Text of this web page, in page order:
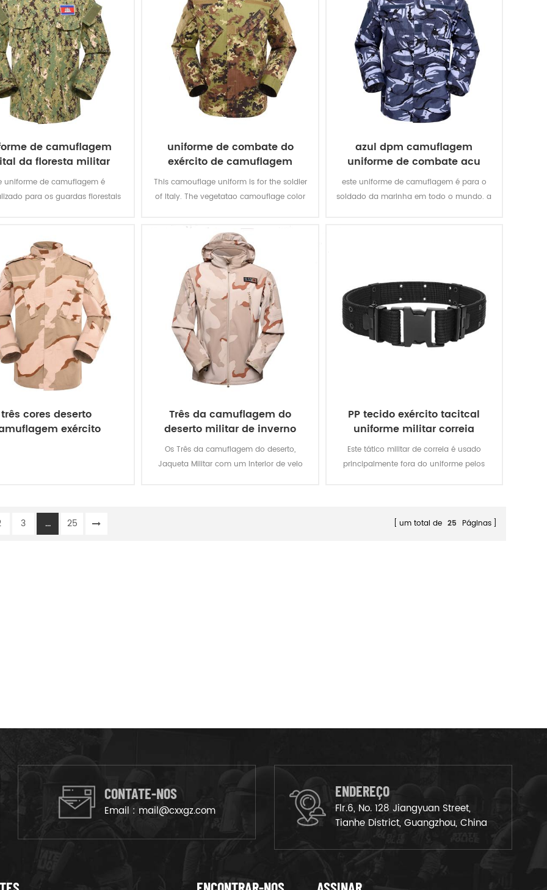
oferecem nível II ou nível II.
de camuflagem
da floresta militar
uniforme de camuflagem é
para os guardas florestais
uniforme de combate do
exército de camuflagem
italiana vegetato
This camouflage uniform is for the soldier
of Italy. The vegetatao camouflage color
environment.
azul dpm camuflagem
uniforme de combate acu
este uniforme de camuflagem é para o
soldado da marinha em todo o mundo. a
três cores deserto
exército
Três da camuflagem do
deserto militar de inverno
casaco de lã
Os Três da camuflagem do deserto,
Jaqueta Militar com um Interior de velo
PP tecido exército tacitcal
uniforme militar correia
Este tático militar de correia é usado
principalmente fora do uniforme pelos
3 ... 25 um total de 25 Páginas
CONTATE-NOS
Email : mail@cxxgz.com
ENDEREÇO
Flr.6, No. 128 Jiangyuan Street,
Tianhe District, Guangzhou, China